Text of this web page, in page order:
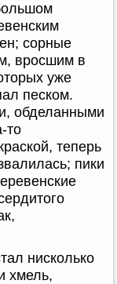
сорные
вросшим в
уже
песком.
обделанными
то
теперь
пики
нисколько
хмель,